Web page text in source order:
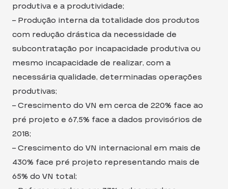
produtiva e a produtividade;
– Produção interna da totalidade dos produtos
com redução drástica da necessidade de
subcontratação por incapacidade produtiva ou
mesmo incapacidade de realizar, com a
necessária qualidade, determinadas operações
produtivas;
– Crescimento do VN em cerca de 220% face ao
pré projeto e 67,5% face a dados provisórios de
2018;
– Crescimento do VN internacional em mais de
430% face pré projeto representando mais de
65% do VN total;